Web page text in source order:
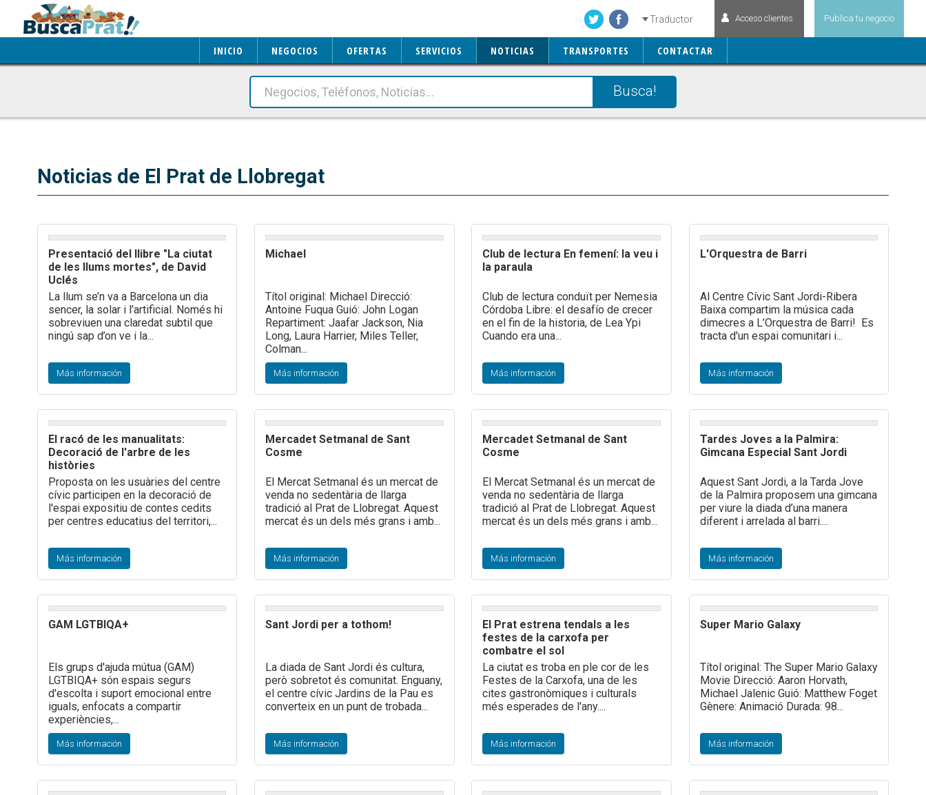
INICIO NEGOCIOS OFERTAS SERVICIOS NOTICIAS TRANSPORTES CONTACTAR
Publica tu negocio
Acceso clientes
Traductor
Busca!
Noticias de El Prat de Llobregat
Presentació del llibre "La ciutat
de les llums mortes", de David
Uclés
La llum se’n va a Barcelona un dia
sencer, la solar i l’artificial. Només hi
sobreviuen una claredat subtil que
ningú sap d’on ve i la...
Más información
Michael
Títol original: Michael Direcció:
Antoine Fuqua Guió: John Logan
Repartiment: Jaafar Jackson, Nia
Long, Laura Harrier, Miles Teller,
Colman...
Más información
Club de lectura En femení: la veu i
la paraula
Club de lectura conduït per Nemesia
Córdoba Libre: el desafío de crecer
en el fin de la historia, de Lea Ypi
Cuando era una...
Más información
L'Orquestra de Barri
Al Centre Cívic Sant Jordi-Ribera
Baixa compartim la música cada
dimecres a L’Orquestra de Barri! Es
tracta d'un espai comunitari i...
Más información
El racó de les manualitats:
Decoració de l'arbre de les
històries
Proposta on les usuàries del centre
cívic participen en la decoració de
l'espai expositiu de contes cedits
per centres educatius del territori,...
Más información
Mercadet Setmanal de Sant
Cosme
El Mercat Setmanal és un mercat de
venda no sedentària de llarga
tradició al Prat de Llobregat. Aquest
mercat és un dels més grans i amb...
Más información
Mercadet Setmanal de Sant
Cosme
El Mercat Setmanal és un mercat de
venda no sedentària de llarga
tradició al Prat de Llobregat. Aquest
mercat és un dels més grans i amb...
Más información
Tardes Joves a la Palmira:
Gimcana Especial Sant Jordi
Aquest Sant Jordi, a la Tarda Jove
de la Palmira proposem una gimcana
per viure la diada d’una manera
diferent i arrelada al barri....
Más información
GAM LGTBIQA+
Els grups d'ajuda mútua (GAM)
LGTBIQA+ són espais segurs
d'escolta i suport emocional entre
iguals, enfocats a compartir
experiències,...
Más información
Sant Jordi per a tothom!
La diada de Sant Jordi és cultura,
però sobretot és comunitat. Enguany,
el centre cívic Jardins de la Pau es
converteix en un punt de trobada...
Más información
El Prat estrena tendals a les
festes de la carxofa per
combatre el sol
La ciutat es troba en ple cor de les
Festes de la Carxofa, una de les
cites gastronòmiques i culturals
més esperades de l'any....
Más información
Super Mario Galaxy
Títol original: The Super Mario Galaxy
Movie Direcció: Aaron Horvath,
Michael Jalenic Guió: Matthew Foget
Gènere: Animació Durada: 98...
Más información